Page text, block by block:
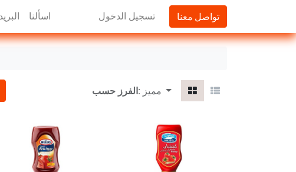
اسألنا تسجيل الدخول تواصل معنا
الفرز حسب: